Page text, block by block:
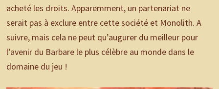
acheté les droits. Apparemment, un partenariat ne
serait pas à exclure entre cette société et Monolith. A
suivre, mais cela ne peut qu’augurer du meilleur pour
l’avenir du Barbare le plus célèbre au monde dans le
domaine du jeu !